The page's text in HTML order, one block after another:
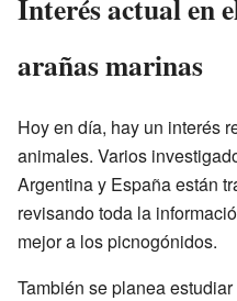
arañas marinas
Hoy en día, hay un interés
animales. Varios
Argentina y España están
revisando toda la
mejor a los picnogónidos.
También se planea